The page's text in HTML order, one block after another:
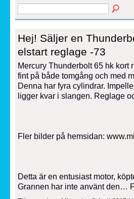
Hej! Säljer en
elstart reglage -73
Mercury Thunderbolt 65 hk kort
fint på både tomgång och med
Denna har fyra cylindrar.
ligger kvar i slangen. Reglage
Fler bilder på hemsidan:
Detta är en entusiast motor,
Grannen har inte använt den…